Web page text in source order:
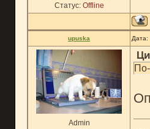
Статус: Offline
upuska
Admin